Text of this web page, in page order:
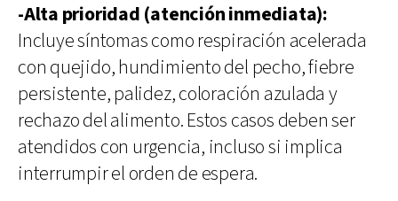
-Alta prioridad (atención inmediata):
Incluye síntomas como respiración acelerada
con quejido, hundimiento del pecho, fiebre
persistente, palidez, coloración azulada y
rechazo del alimento. Estos casos deben ser
atendidos con urgencia, incluso si implica
interrumpir el orden de espera.